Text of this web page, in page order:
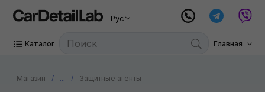
Рус
Каталог Главная
Магазин ... Защитные агенты